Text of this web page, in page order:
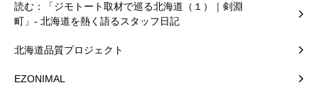
読む：「ジモトート取材で巡る北海道（１）｜剣淵
町」- 北海道を熱く語るスタッフ日記
北海道品質プロジェクト
EZONIMAL